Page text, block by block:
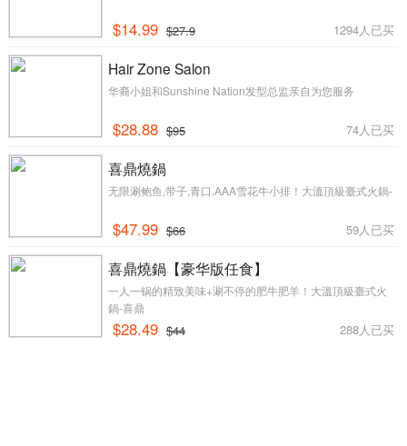
$14.99 $27.9 1294人已买
Hair Zone Salon
华裔小姐和Sunshine Nation发型总监亲自为您服务
$28.88 $95 74人已买
喜鼎燒鍋
无限涮鲍鱼,带子,青口,AAA雪花牛小排！大溫頂級臺式火鍋-
$47.99 $66 59人已买
喜鼎燒鍋【豪华版任食】
一人一锅的精致美味+涮不停的肥牛肥羊！大溫頂級臺式火
鍋-喜鼎
$28.49 $44 288人已买